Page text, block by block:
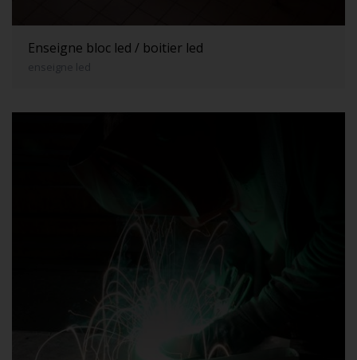
Enseigne bloc led / boitier led
enseigne led